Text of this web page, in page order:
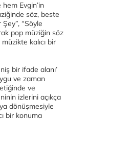
Evgin’in
söz, beste
“Söyle
pop müziğin söz
kalıcı bir
bir ifade alanı’
ve zaman
ve
izlerini açıkça
dönüşmesiyle
bir konuma